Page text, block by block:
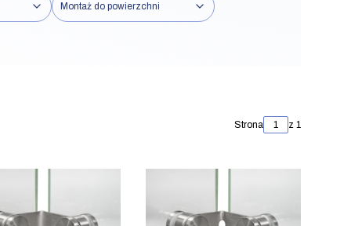
Montaż do powierzchni
Strona z 1